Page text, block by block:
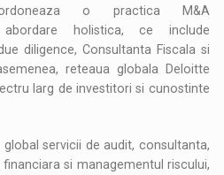
o practica M&A
holistica, ce include
diligence, Consultanta Fiscala si
reteaua globala Deloitte
larg de investitori si cunostinte
servicii de audit, consultanta,
si managementul riscului,